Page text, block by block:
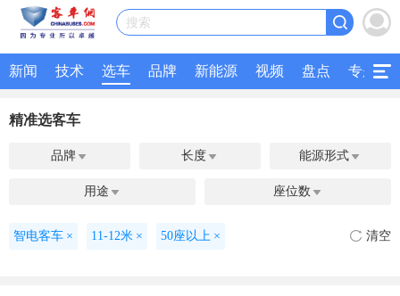
搜索
新闻 技术 选车 品牌 新能源 视频 盘点 专题
精准选客车
品牌  长度  能源形式 
用途  座位数 
智电客车 × 11-12米 × 50座以上 × 清空